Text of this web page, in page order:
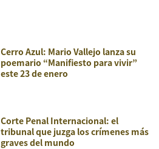
Cerro Azul: Mario Vallejo lanza su
poemario “Manifiesto para vivir”
este 23 de enero
Corte Penal Internacional: el
tribunal que juzga los crímenes más
graves del mundo